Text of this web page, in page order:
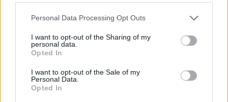
Please note that this website/app uses one or more Google
not limited to your visit or usage behaviour. You may click to
grant or deny consent to Google and its third-party tags to
use your data for below specified purposes in below Google
consent section.
Personal Data Processing Opt Outs
I want to opt-out of the Sharing of my
personal data.
Opted In
I want to opt-out of the Sale of my
Personal Data.
Opted In
A fémpénzeket gyűjtőknek szánja Niue
pénzhez jutni, mivel elég üres az
államkasszája - adta hírül a The Daily
Forrás: MTI